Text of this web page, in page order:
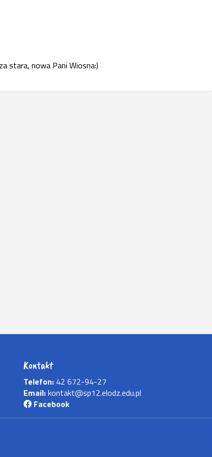
stara, nowa Pani Wiosna:)
Kontakt
Telefon: 42 672-94-27
Email:kontakt@sp12.elodz.edu.pl
Facebook